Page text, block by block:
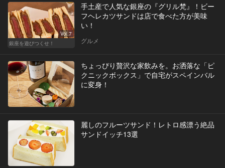
Vol.7
銀座を遊びつくせ！
手土産で人気な銀座の『グリル梵』！ビー
フヘレカツサンドは店で食べた方が美味
い！
グルメ
ちょっぴり贅沢な家飲みを。お洒落な「ピ
クニックボックス」で自宅がスペインバル
に変身！
麗しのフルーツサンド！レトロ感漂う絶品
サンドイッチ13選